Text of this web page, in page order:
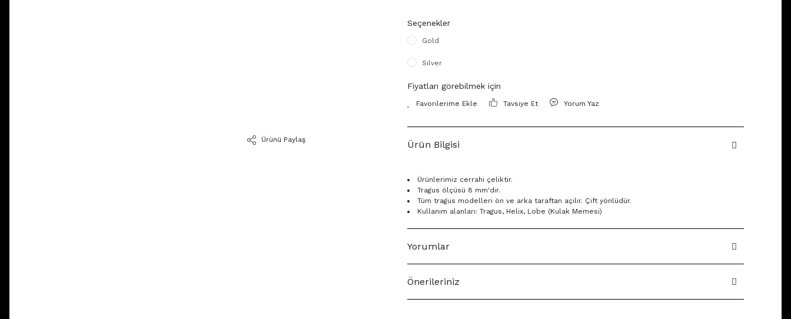
Ürünü Paylaş
Seçenekler
Gold
Silver
Fiyatları görebilmek için
Tavsiye Et Yorum Yaz
Ürün Bilgisi
Ürünlerimiz cerrahi çeliktir.
Tragus ölçüsü 8 mm'dir.
Tüm tragus modelleri ön ve arka taraftan açılır. Çift yönlüdür.
Kullanım alanları: Tragus, Helix, Lobe (Kulak Memesi)
Yorumlar
Önerileriniz